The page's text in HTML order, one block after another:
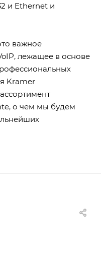
и Ethernet и
важное
лежащее в основе
Kramer
о чем мы будем